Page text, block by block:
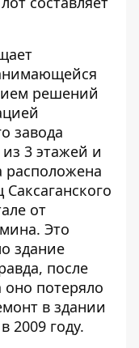
решений
завода
3 этажей и
от
Это
здание
после
оно потеряло
в здании
2009 году.